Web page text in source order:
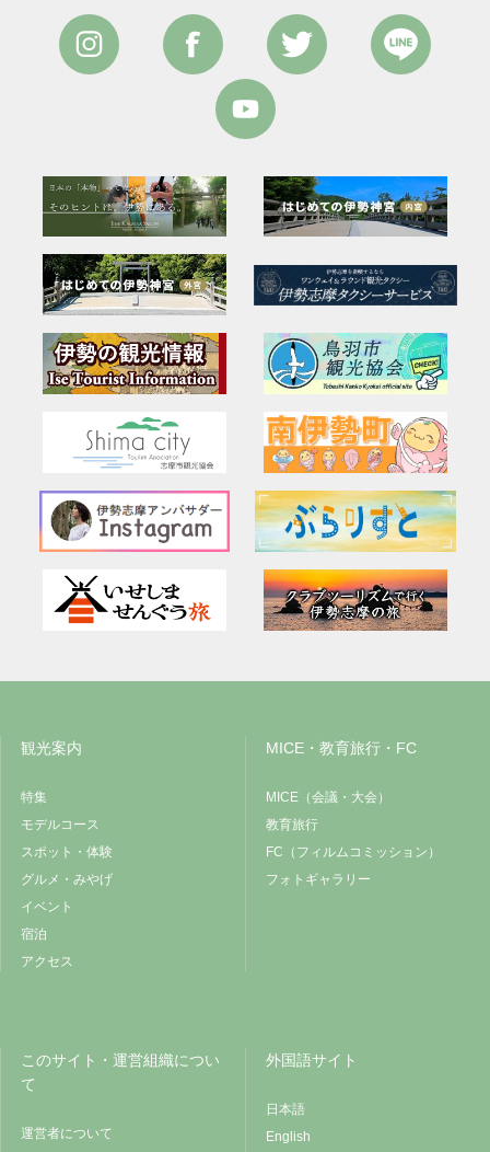
観光案内
特集
モデルコース
スポット・体験
グルメ・みやげ
イベント
宿泊
アクセス
MICE・教育旅行・FC
MICE（会議・大会）
教育旅行
FC（フィルムコミッション）
フォトギャラリー
このサイト・運営組織につい
て
運営者について
外国語サイト
日本語
English